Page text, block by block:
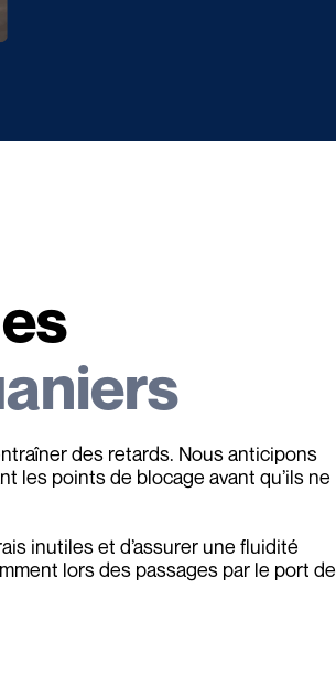
des retards. Nous anticipons
les points de blocage avant qu’ils ne
inutiles et d’assurer une fluidité
lors des passages par le port de